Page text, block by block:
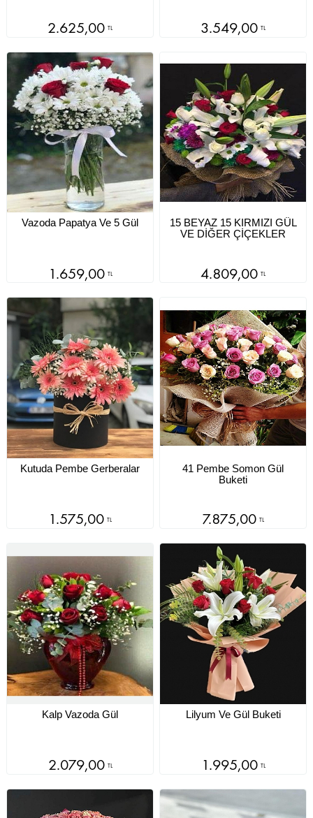
2.625,00 TL 3.549,00 TL
Vazoda Papatya Ve 5 Gül
1.659,00 TL
15 BEYAZ 15 KIRMIZI GÜL
VE DİĞER ÇİÇEKLER
4.809,00 TL
Kutuda Pembe Gerberalar
1.575,00 TL
41 Pembe Somon Gül
Buketi
7.875,00 TL
Kalp Vazoda Gül
2.079,00 TL
Lilyum Ve Gül Buketi
1.995,00 TL